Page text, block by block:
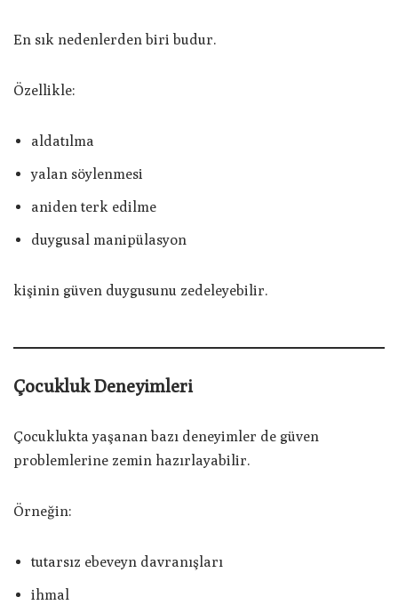
En sık nedenlerden biri budur.
Özellikle:
aldatılma
yalan söylenmesi
aniden terk edilme
duygusal manipülasyon
kişinin güven duygusunu zedeleyebilir.
Çocukluk Deneyimleri
Çocuklukta yaşanan bazı deneyimler de güven
problemlerine zemin hazırlayabilir.
Örneğin:
tutarsız ebeveyn davranışları
ihmal